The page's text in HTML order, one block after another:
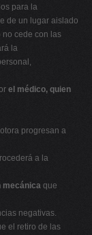
para la
de un lugar aislado
no cede con las
la
el médico, quien
progresan a
a la
mecánica que
negativas.
el retiro de las